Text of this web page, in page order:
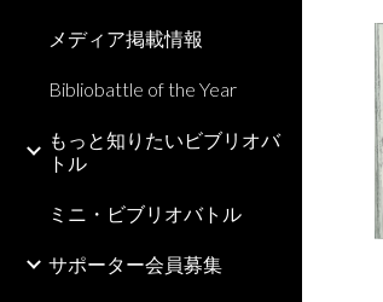
メディア掲載情報
Bibliobattle of the Year
もっと知りたいビブリオバ
トル
ミニ・ビブリオバトル
サポーター会員募集